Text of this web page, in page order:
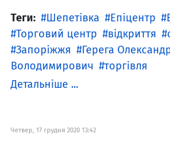
Теги: Шепетівка Епіцентр
Торговий центр
відкриття
Запоріжжя
Герега
Володимирович
торгівля
Детальніше ...
Четвер, 17 грудня 2020 13:42